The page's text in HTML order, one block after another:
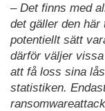
– Det finns med
det gäller den
potentiellt sätt
därför väljer
att få loss sina
statistiken.